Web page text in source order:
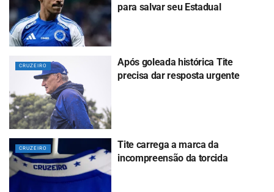
para salvar seu Estadual
CRUZEIRO
Após goleada histórica Tite
precisa dar resposta urgente
CRUZEIRO
Tite carrega a marca da
incompreensão da torcida